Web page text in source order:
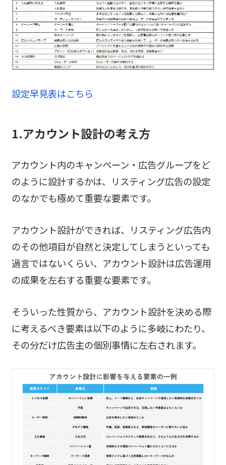
設定早見表はこちら
1.アカウント設計の考え方
アカウント内のキャンペーン・広告グループをど
のように設計するかは、リスティング広告の設定
のなかでも極めて重要な要素です。
アカウント設計ができれば、リスティング広告内
のその他項目が自然と決定してしまうといっても
過言ではないくらい、アカウント設計は広告運用
の成果を左右する重要な要素です。
そういった性質から、アカウント設計を決める際
に考えるべき要素は以下のように多岐にわたり、
その分だけ広告主の個別事情に左右されます。